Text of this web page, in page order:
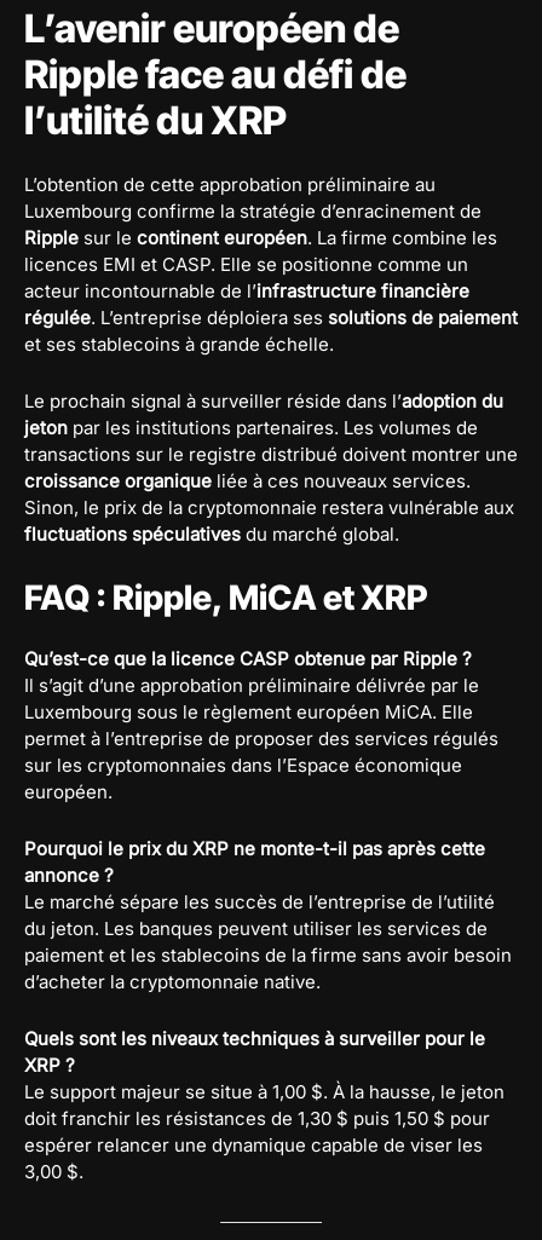
L’avenir européen de
Ripple face au défi de
l’utilité du XRP
L’obtention de cette approbation préliminaire au
Luxembourg confirme la stratégie d’enracinement de
Ripple sur le continent européen. La firme combine les
licences EMI et CASP. Elle se positionne comme un
acteur incontournable de l’infrastructure financière
régulée. L’entreprise déploiera ses solutions de paiement
et ses stablecoins à grande échelle.
Le prochain signal à surveiller réside dans l’adoption du
jeton par les institutions partenaires. Les volumes de
transactions sur le registre distribué doivent montrer une
croissance organique liée à ces nouveaux services.
Sinon, le prix de la cryptomonnaie restera vulnérable aux
fluctuations spéculatives du marché global.
FAQ : Ripple, MiCA et XRP
Qu’est-ce que la licence CASP obtenue par Ripple ?
Il s’agit d’une approbation préliminaire délivrée par le
Luxembourg sous le règlement européen MiCA. Elle
permet à l’entreprise de proposer des services régulés
sur les cryptomonnaies dans l’Espace économique
européen.
Pourquoi le prix du XRP ne monte-t-il pas après cette
annonce ?
Le marché sépare les succès de l’entreprise de l’utilité
du jeton. Les banques peuvent utiliser les services de
paiement et les stablecoins de la firme sans avoir besoin
d’acheter la cryptomonnaie native.
Quels sont les niveaux techniques à surveiller pour le
XRP ?
Le support majeur se situe à 1,00 $. À la hausse, le jeton
doit franchir les résistances de 1,30 $ puis 1,50 $ pour
espérer relancer une dynamique capable de viser les
3,00 $.